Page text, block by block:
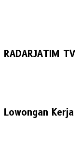
RADARJATIM TV
Lowongan Kerja